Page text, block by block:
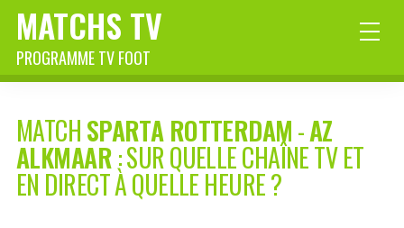
MATCHS TV
PROGRAMME TV FOOT
MATCHSPARTA ROTTERDAM-AZ
ALKMAAR: SUR QUELLE CHAÎNE TV ET
EN DIRECT À QUELLE HEURE ?